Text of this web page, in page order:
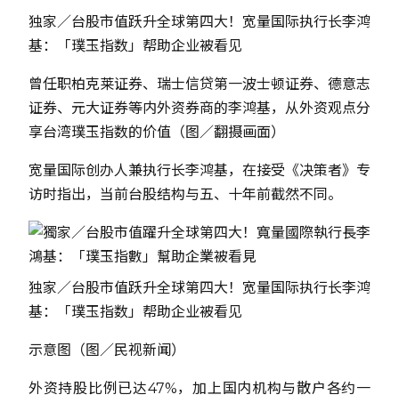
独家／台股市值跃升全球第四大！宽量国际执行长李鸿
基：「璞玉指数」帮助企业被看见
曾任职柏克莱证券、瑞士信贷第一波士顿证券、德意志
证券、元大证券等内外资券商的李鸿基，从外资观点分
享台湾璞玉指数的价值（图／翻摄画面）
宽量国际创办人兼执行长李鸿基，在接受《决策者》专
访时指出，当前台股结构与五、十年前截然不同。
独家／台股市值跃升全球第四大！宽量国际执行长李鸿
基：「璞玉指数」帮助企业被看见
示意图（图／民视新闻）
外资持股比例已达47%，加上国内机构与散户各约一